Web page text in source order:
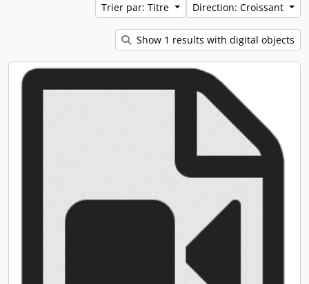
Trier par: Titre
Direction: Croissant
Show 1 results with digital objects